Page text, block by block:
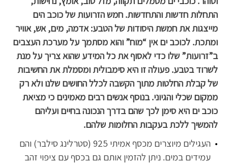
התחלות חדשות והתחדשות. חמש הזרועות של כוכב הים
מייצגות את חמשת היסודות של הטבע: אדמה, מים, אש, אוויר
ומתכת. לכוכב ים אין “מוח” והוא מסתמך על מערכת העצבים
ב”זרועות” שלו כדי לאסוף את כל המידע שהוא צריך על מנת
לשרוד בטבע. פעולה זו היא סימבולית ומסמלת את החשיבות
של קבלת החלטות מתוך הקשבה לכלל החושים שלנו ולא רק
ממקום שכלי והגיוני. בנוסף אנשים רבים מאמינים כי מציאת
כוכב ים היא סימן לכך שהם בדרך הנכונה בחיים ועליהם
להמשיך ללכת בעקבות החלומות שלהם.
העגילים מיוצרים מכסף אמיתי 925 (סטרלינג סילבר) והם
עמידים במים. ניתן להזמין אותם גם בכסף עם ציפוי זהב